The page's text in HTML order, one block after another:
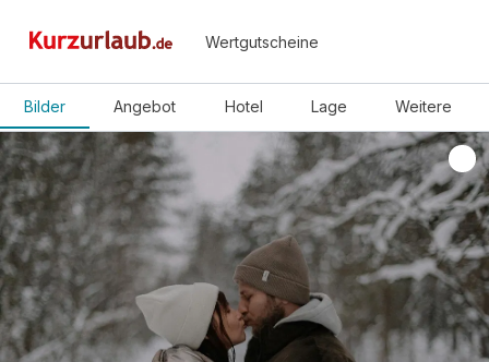
Wertgutscheine
Bilder Angebot Hotel Lage Weitere